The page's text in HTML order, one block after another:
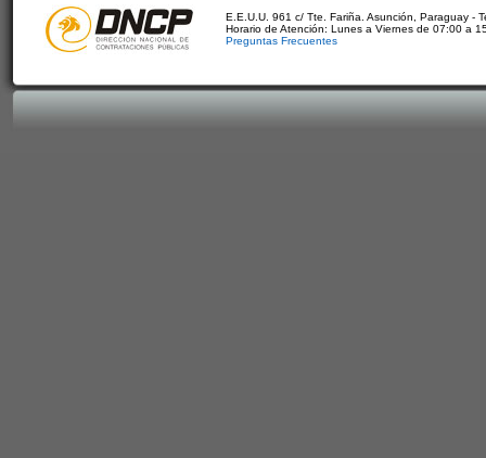
E.E.U.U. 961 c/ Tte. Fariña. Asunción, Paraguay -
Horario de Atención: Lunes a Viernes de 07:00 a
Preguntas Frecuentes